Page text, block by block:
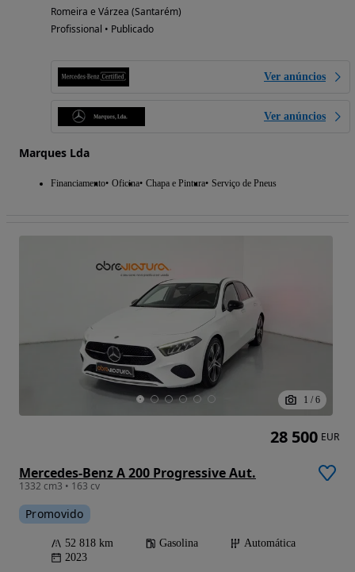
Romeira e Várzea (Santarém)
Profissional • Publicado
Ver anúncios
Ver anúncios
Marques Lda
Financiamento Oficina Chapa e Pintura Serviço de Pneus
1 / 6
Mercedes-Benz A 200 Progressive Aut.
1332 cm3 • 163 cv
Promovido
52 818 km Gasolina
Automática
2023
28 500 EUR